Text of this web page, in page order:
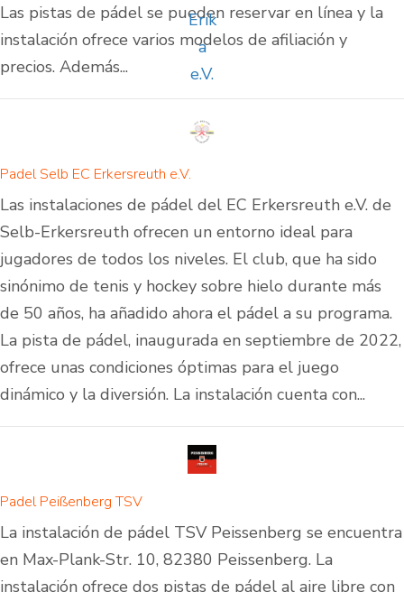
Las pistas de pádel se pueden reservar en línea y la
instalación ofrece varios modelos de afiliación y
precios. Además...
Padel Selb EC Erkersreuth e.V.
Las instalaciones de pádel del EC Erkersreuth e.V. de
Selb-Erkersreuth ofrecen un entorno ideal para
jugadores de todos los niveles. El club, que ha sido
sinónimo de tenis y hockey sobre hielo durante más
de 50 años, ha añadido ahora el pádel a su programa.
La pista de pádel, inaugurada en septiembre de 2022,
ofrece unas condiciones óptimas para el juego
dinámico y la diversión. La instalación cuenta con...
Padel Peißenberg TSV
La instalación de pádel TSV Peissenberg se encuentra
en Max-Plank-Str. 10, 82380 Peissenberg. La
instalación ofrece dos pistas de pádel al aire libre con